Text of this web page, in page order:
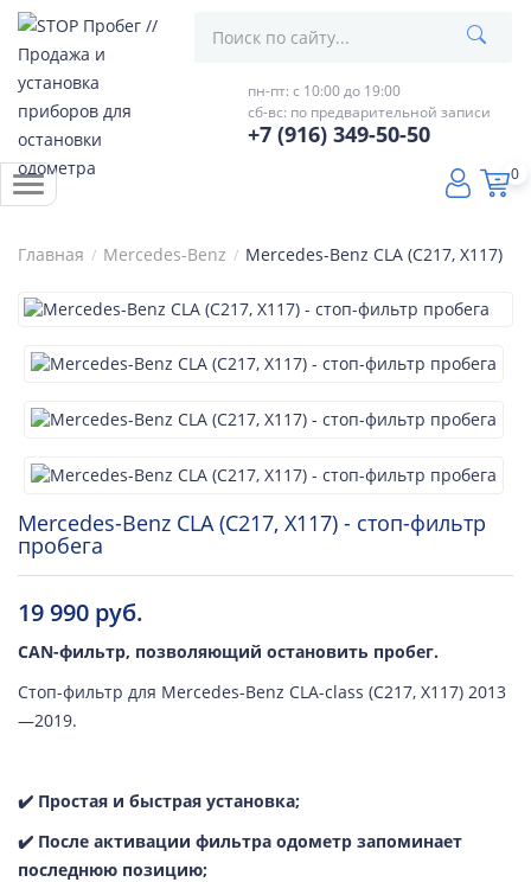
пн-пт: с 10:00 до 19:00
сб-вс: по предварительной записи
+7 (916) 349-50-50
0
Главная Mercedes-Benz Mercedes-Benz CLA (C217, X117)
Mercedes-Benz CLA (C217, X117) - стоп-фильтр
пробега
19 990 руб.
CAN-фильтр, позволяющий остановить пробег.
Стоп-фильтр для Mercedes-Benz CLA-class (C217, X117) 2013
—2019.
✔️ Простая и быстрая установка;
✔️ После активации фильтра одометр запоминает
последнюю позицию;